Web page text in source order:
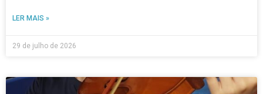
LER MAIS »
29 de julho de 2026